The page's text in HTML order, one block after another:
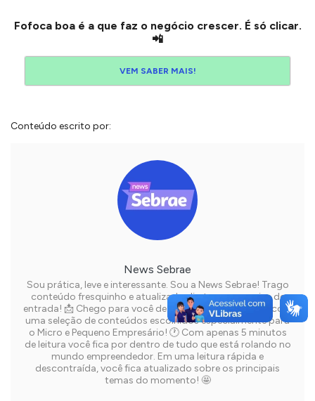
Fofoca boa é a que faz o negócio crescer. É só clicar.
📲
VEM SABER MAIS!
Conteúdo escrito por:
News Sebrae
Sou prática, leve e interessante. Sou a News Sebrae! Trago
conteúdo fresquinho e atualizado direto na sua caixa de
entrada! 📩 Chego para você de quinze em quinze dias, com
uma seleção de conteúdos escolhidos especialmente para
o Micro e Pequeno Empresário! 🕐 Com apenas 5 minutos
de leitura você fica por dentro de tudo que está rolando no
mundo empreendedor. Em uma leitura rápida e
descontraída, você fica atualizado sobre os principais
temas do momento! 🤩